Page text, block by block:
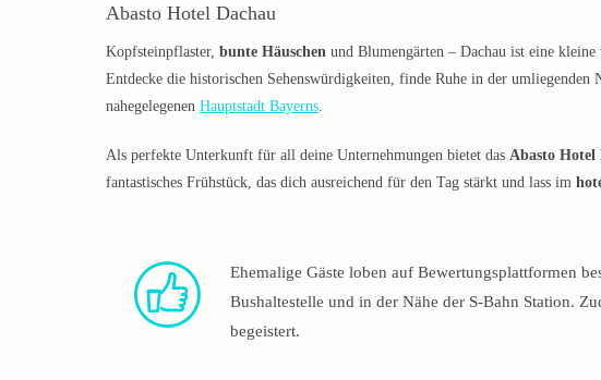
Abasto Hotel Dachau
Kopfsteinpflaster, bunte Häuschen und Blumengärten – Dachau ist eine
Entdecke die historischen Sehenswürdigkeiten, finde Ruhe in der umliegenden
nahegelegenen Hauptstadt Bayerns
Als perfekte Unterkunft für all deine Unternehmungen bietet das Abasto Hotel
fantastisches Frühstück, das dich ausreichend für den Tag stärkt und lass im
Ehemalige Gäste loben auf Bewertungsplattformen
Bushaltestelle und in der Nähe der S-Bahn Station.
begeistert.